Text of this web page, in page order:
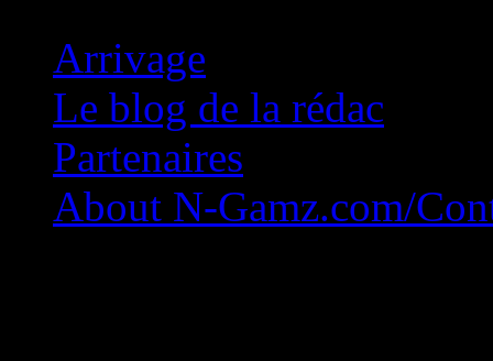
Arrivage
Le blog de la rédac
Partenaires
About N-Gamz.com/